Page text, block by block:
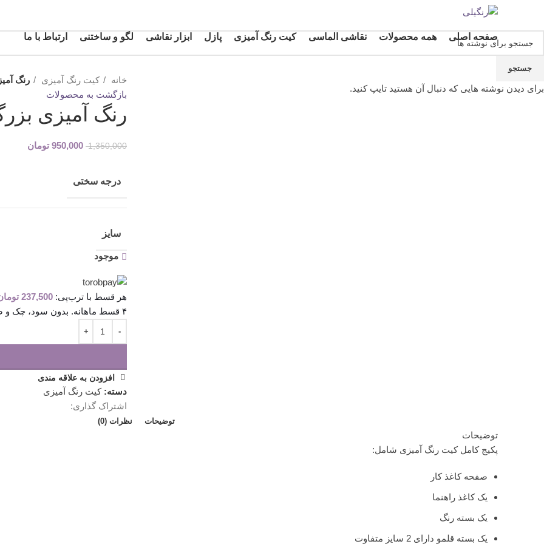
صفحه اصلی همه محصولات نقاشی الماسی کیت رنگ آمیزی پازل ابزار نقاشی لگو و ساختنی ارتباط با ما
خانه کیت رنگ آمیزی
رنگ
بازگشت به محصولات
رنگ آمیزی
1,350,000
950,000 تومان
درجه سختی
سایز
موجود
هر قسط با ترب‌پی: 237,500
۴ قسط ماهانه. بدون سود، چک و ضامن.
افزودن به علاقه مندی
دسته: کیت رنگ آمیزی
اشتراک گذاری:
توضیحات نظرات (0)
توضیحات
پکیج کامل کیت رنگ آمیزی شامل:
صفحه کاغذ کار
یک کاغذ راهنما
یک بسته رنگ
یک بسته قلمو دارای 2 سایز متفاوت
جستجو
برای دیدن نوشته هایی که دنبال آن هستید تایپ کنید.